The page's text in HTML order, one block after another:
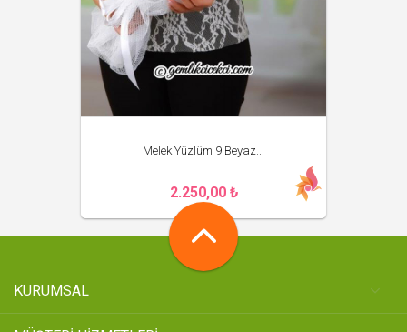
Melek Yüzlüm 9 Beyaz...
2.250,00 ₺
KURUMSAL